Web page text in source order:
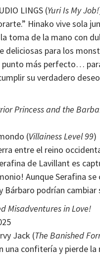
LINGS (Yuri Is My Job!
Hinako vive sola
toma de la mano con
deliciosas para los
punto más perfecto…
su verdadero
Princess and the
(Villainess Level 99)
entre el reino
de Lavillant es
Aunque Serafina
Bárbaro podrían cambiar
Misadventures in Love!
Jack (The Banished
una confitería y pierde